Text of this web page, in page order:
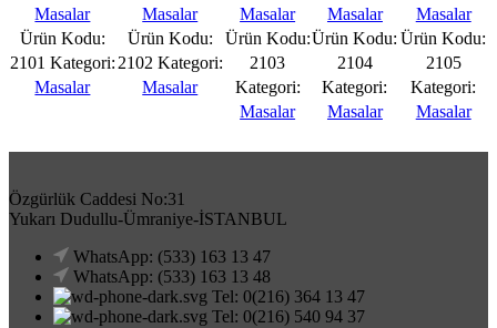
Favorilere
Ekle
CLASS
KONİK
AÇILIR
MASA
Masalar
Ürün Kodu:
2101 Kategori:
Masalar
Favorilere
Ekle
CLASS
KONİK
AÇILIR
MASA
Masalar
Ürün Kodu:
2102 Kategori:
Masalar
Favorilere
Ekle
KONİK
OVAL
MASA
Masalar
Ürün Kodu:
2103
Kategori:
Masalar
Favorilere
Ekle
KONİK
OVAL
MASA
Masalar
Ürün Kodu:
2104
Kategori:
Masalar
Favorilere
Ekle
KONİK
OVAL
MASA
Masalar
Ürün Kodu:
2105
Kategori:
Masalar
Özgürlük Caddesi No:31
Yukarı Dudullu-Ümraniye-İSTANBUL
WhatsApp: (533) 163 13 47
WhatsApp: (533) 163 13 48
Tel: 0(216) 364 13 47
Tel: 0(216) 540 94 37